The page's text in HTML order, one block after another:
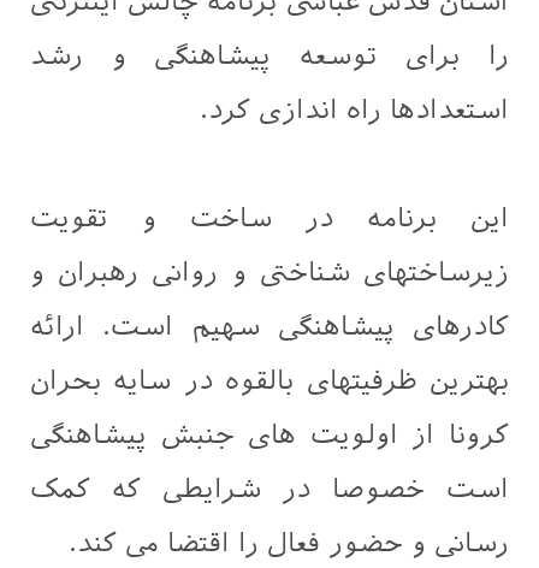
را برای توسعه پیشاهنگی و رشد
استعدادها راه اندازی کرد.
این برنامه در ساخت و تقویت
زیرساختهای شناختی و روانی رهبران و
کادرهای پیشاهنگی سهیم است. ارائه
بهترین ظرفیتهای بالقوه در سایه بحران
کرونا از اولویت های جنبش پیشاهنگی
است خصوصا در شرایطی که کمک
رسانی و حضور فعال را اقتضا می کند.